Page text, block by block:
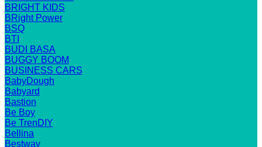
BRIGHT KIDS
BRight Power
BSQ
BTI
BUDI BASA
BUGGY BOOM
BUSINESS CARS
BabyDough
Babyard
Bastion
Be Boy
Be TrenDIY
Bellina
Bestway